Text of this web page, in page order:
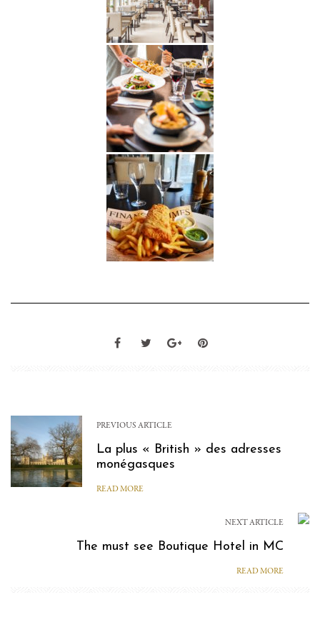
PREVIOUS ARTICLE
La plus « British » des adresses
monégasques
READ MORE
NEXT ARTICLE
The must see Boutique Hotel in MC
READ MORE